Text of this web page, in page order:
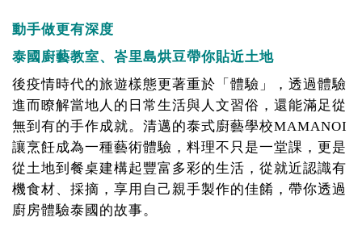
動手做更有深度
泰國廚藝教室、峇里島烘豆帶你貼近土地
後疫情時代的旅遊樣態更著重於「體驗」，透過體驗
進而瞭解當地人的日常生活與人文習俗，還能滿足從
無到有的手作成就。清邁的泰式廚藝學校MAMANOI
讓烹飪成為一種藝術體驗，料理不只是一堂課，更是
從土地到餐桌建構起豐富多彩的生活，從就近認識有
機食材、採摘，享用自己親手製作的佳餚，帶你透過
廚房體驗泰國的故事。